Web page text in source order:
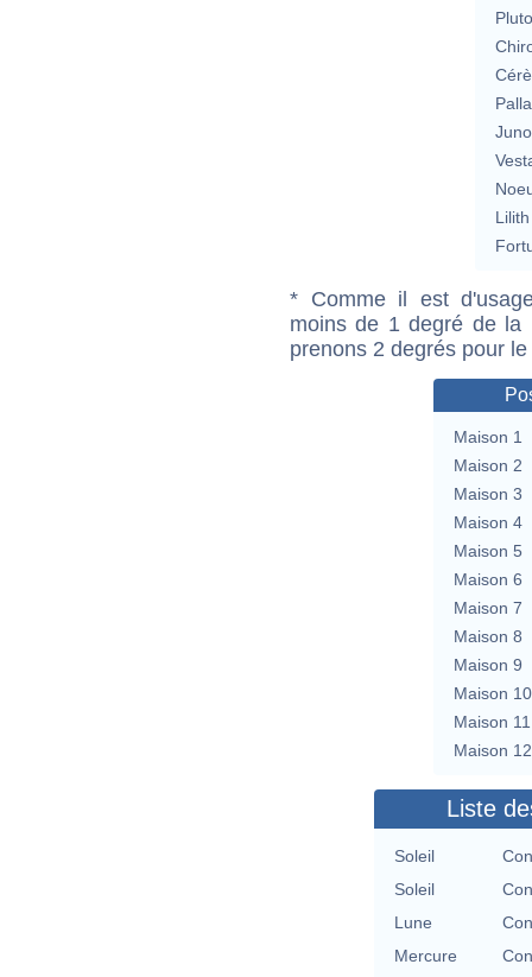
Lilith
* Comme il est
moins de 1 degré de la
prenons 2 degrés pour
Maison 1
Maison 2
Maison 3
Maison 4
Maison 5
Maison 6
Maison 7
Maison 8
Maison 9
Maison 10
Maison 11
Maison 12
Liste
Soleil
Soleil
Lune
Mercure